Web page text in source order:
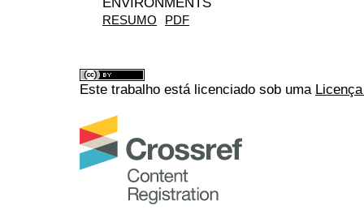
RESUMO PDF
Este trabalho está licenciado sob uma